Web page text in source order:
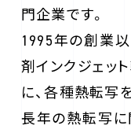
門企業です。
1995年の創業
剤インクジェッ
に、各種熱転写
長年の熱転写に